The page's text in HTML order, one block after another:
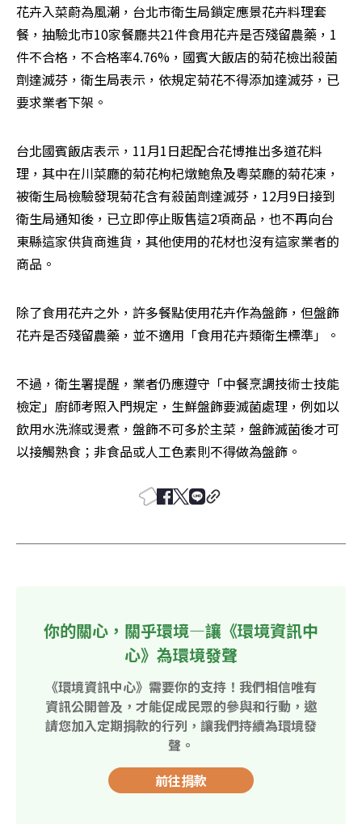
花卉入菜蔚為風潮，台北市衛生局鎖定應景花卉料理套
餐，抽驗北市10家餐廳共21件食用花卉是否殘留農藥，1
件不合格，不合格率4.76%，國賓大飯店的菊花檢出殺菌
劑達滅芬，衛生局表示，依規定菊花不得添加達滅芬，已
要求業者下架。
台北國賓飯店表示，11月1日起配合花博推出多道花料
理，其中在川菜廳的菊花枸杞燉鮑魚及粵菜廳的菊花凍，
被衛生局檢驗發現菊花含有殺菌劑達滅芬，12月9日接到
衛生局通知後，已立即停止販售這2項商品，也不再向台
東縣這家供貨商進貨，其他使用的花材也沒有這家業者的
商品。
除了食用花卉之外，許多餐點使用花卉作為盤飾，但盤飾
花卉是否殘留農藥，並不適用「食用花卉類衛生標準」。
不過，衛生署提醒，業者仍應遵守「中餐烹調技術士技能
檢定」廚師考照入門規定，生鮮盤飾要滅菌處理，例如以
飲用水洗滌或燙煮，盤飾不可多於主菜，盤飾滅菌後才可
以接觸熟食；非食品或人工色素則不得做為盤飾。
你的關心，關乎環境—讓《環境資訊中
心》為環境發聲
《環境資訊中心》需要你的支持！我們相信唯有
資訊公開普及，才能促成民眾的參與和行動，邀
請您加入定期捐款的行列，讓我們持續為環境發
聲。
前往捐款